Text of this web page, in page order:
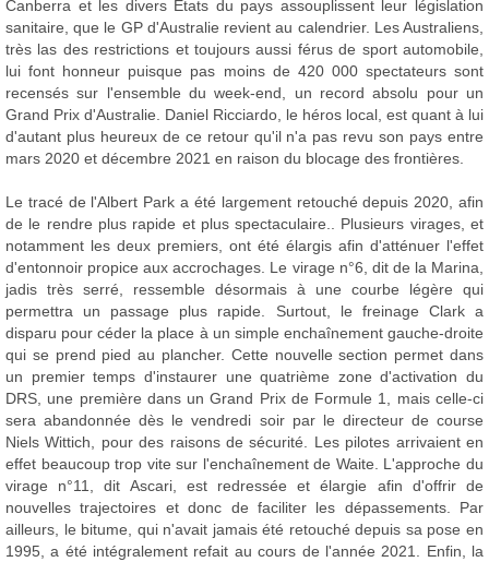
Canberra et les divers États du pays assouplissent leur législation
sanitaire, que le GP d'Australie revient au calendrier. Les Australiens,
très las des restrictions et toujours aussi férus de sport automobile,
lui font honneur puisque pas moins de 420 000 spectateurs sont
recensés sur l'ensemble du week-end, un record absolu pour un
Grand Prix d'Australie. Daniel Ricciardo, le héros local, est quant à lui
d'autant plus heureux de ce retour qu'il n'a pas revu son pays entre
mars 2020 et décembre 2021 en raison du blocage des frontières.
Le tracé de l'Albert Park a été largement retouché depuis 2020, afin
de le rendre plus rapide et plus spectaculaire.. Plusieurs virages, et
notamment les deux premiers, ont été élargis afin d'atténuer l'effet
d'entonnoir propice aux accrochages. Le virage n°6, dit de la Marina,
jadis très serré, ressemble désormais à une courbe légère qui
permettra un passage plus rapide. Surtout, le freinage Clark a
disparu pour céder la place à un simple enchaînement gauche-droite
qui se prend pied au plancher. Cette nouvelle section permet dans
un premier temps d'instaurer une quatrième zone d'activation du
DRS, une première dans un Grand Prix de Formule 1, mais celle-ci
sera abandonnée dès le vendredi soir par le directeur de course
Niels Wittich, pour des raisons de sécurité. Les pilotes arrivaient en
effet beaucoup trop vite sur l'enchaînement de Waite. L'approche du
virage n°11, dit Ascari, est redressée et élargie afin d'offrir de
nouvelles trajectoires et donc de faciliter les dépassements. Par
ailleurs, le bitume, qui n'avait jamais été retouché depuis sa pose en
1995, a été intégralement refait au cours de l'année 2021. Enfin, la